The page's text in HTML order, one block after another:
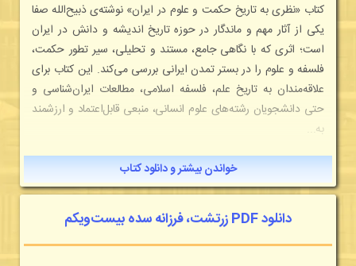
کتاب «نظری به تاریخ حکمت و علوم در ایران» نوشته‌ی ذبیح‌الله صفا
یکی از آثار مهم و ماندگار در حوزه تاریخ اندیشه و دانش در ایران
است؛ اثری که با نگاهی جامع، مستند و تحلیلی، سیر تطور حکمت،
فلسفه و علوم را در بستر تمدن ایرانی بررسی می‌کند. این کتاب برای
علاقه‌مندان به تاریخ علم، فلسفه اسلامی، مطالعات ایران‌شناسی و
حتی دانشجویان رشته‌های علوم انسانی، منبعی قابل‌اعتماد و ارزشمند
به...
خواندن بیشتر و دانلود کتاب
دانلود PDF زرتشت، فرزانه سده بیست‌و‌یکم